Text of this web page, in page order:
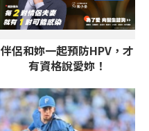
伴侶和妳一起預防HPV，才
有資格說愛妳！